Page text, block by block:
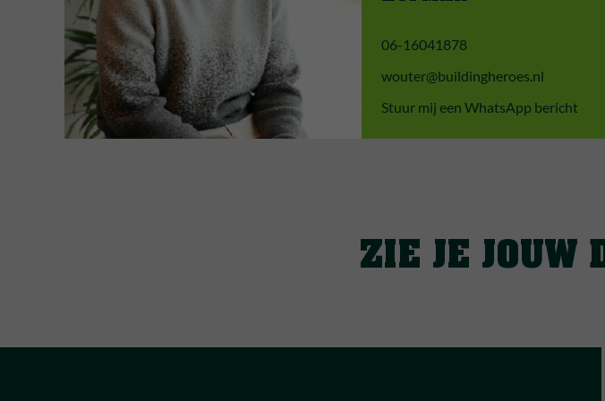
06-16041878
wouter@buildingheroes.nl
Stuur mij een WhatsApp bericht
ZIE JE JOUW